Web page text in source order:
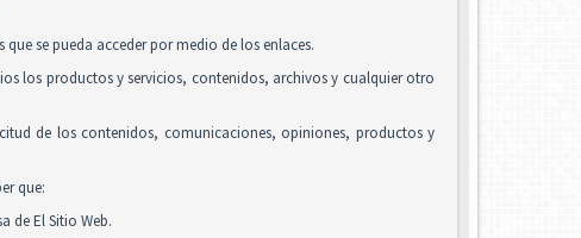
se pueda acceder por medio de los enlaces.
los productos y servicios, contenidos, archivos y cualquier otro
de los contenidos, comunicaciones, opiniones, productos y
que:
de El Sitio Web.